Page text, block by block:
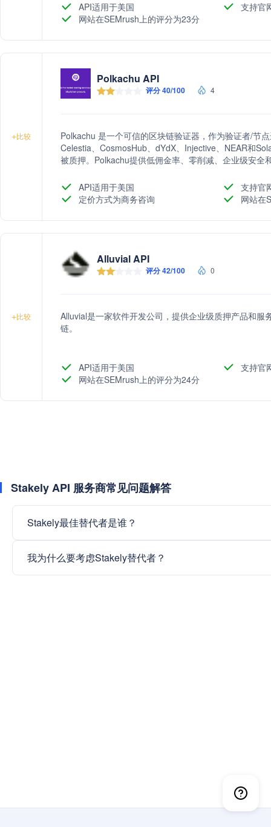
API适用于美国
支持官
网站在SEMrush上的评分为23分
+比较
Polkachu API
评分 40/100 4
Polkachu 是一个可信的区块链验证器，作为验证者/节
Celestia、CosmosHub、dYdX、Injective、NEAR和
被质押。Polkachu提供低佣金率、零削减、企业级安
API适用于美国
支持官
定价方式为商务咨询
网站在
+比较
Alluvial API
评分 42/100 0
Alluvial是一家软件开发公司，提供企业级质押产品和
链。
API适用于美国
支持官
网站在SEMrush上的评分为24分
Stakely API 服务商常见问题解答
Stakely最佳替代者是谁？
我为什么要考虑Stakely替代者？